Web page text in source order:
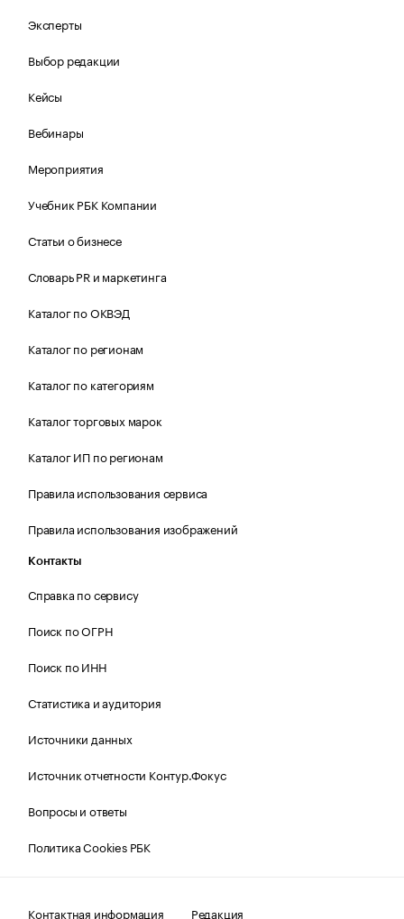
Эксперты
Выбор редакции
Кейсы
Вебинары
Мероприятия
Учебник РБК Компании
Статьи о бизнесе
Словарь PR и маркетинга
Каталог по ОКВЭД
Каталог по регионам
Каталог по категориям
Каталог торговых марок
Каталог ИП по регионам
Правила использования сервиса
Правила использования изображений
Контакты
Справка по сервису
Поиск по ОГРН
Поиск по ИНН
Статистика и аудитория
Источники данных
Источник отчетности Контур.Фокус
Вопросы и ответы
Политика Cookies РБК
Контактная информация Редакция